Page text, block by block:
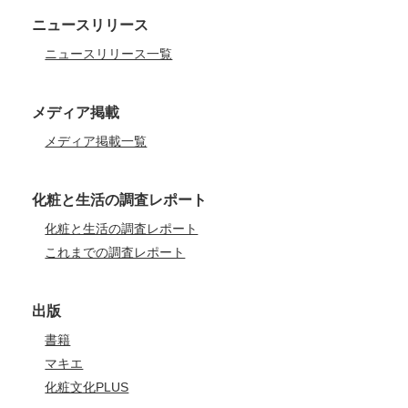
ニュースリリース
ニュースリリース一覧
メディア掲載
メディア掲載一覧
化粧と生活の調査レポート
化粧と生活の調査レポート
これまでの調査レポート
出版
書籍
マキエ
化粧文化PLUS